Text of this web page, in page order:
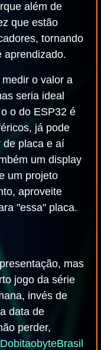
além de
que estão
tornando
aprendizado.
o valor a
seria ideal
o do ESP32 é
já pode
de placa e aí
um display
um projeto
aproveite
"essa" placa.
mas
jogo da série
invés de
data de
perder,